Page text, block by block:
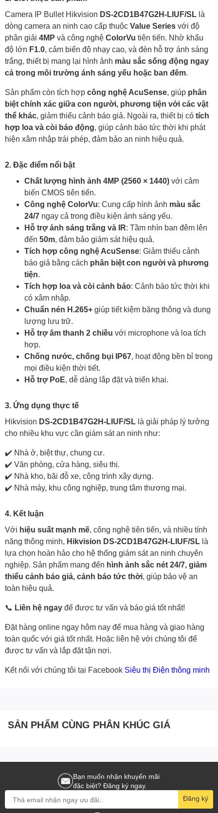
Camera IP Bullet Hikvision DS-2CD1B47G2H-LIUF/SL là
dòng camera an ninh cao cấp thuộc Value Series với độ
phân giải 4MP và công nghệ ColorVu tiên tiến. Nhờ khẩu
độ lớn F1.0, cảm biến độ nhạy cao, và đèn hỗ trợ ánh sáng
trắng, thiết bị mang lại hình ảnh màu sắc sống động ngay
cả trong môi trường ánh sáng yếu hoặc ban đêm.
Sản phẩm còn tích hợp công nghệ AcuSense, giúp phân
biệt chính xác giữa con người, phương tiện với các vật
thể khác, giảm thiểu cảnh báo giả. Ngoài ra, thiết bị có tích
hợp loa và còi báo động, giúp cảnh báo tức thời khi phát
hiện xâm nhập trái phép, đảm bảo an ninh hiệu quả.
2. Đặc điểm nổi bật
Chất lượng hình ảnh 4MP (2560 × 1440) với cảm
biến CMOS tiên tiến.
Công nghệ ColorVu: Cung cấp hình ảnh màu sắc
24/7 ngay cả trong điều kiện ánh sáng yếu.
Hỗ trợ ánh sáng trắng và IR: Tầm nhìn ban đêm lên
đến 50m, đảm bảo giám sát hiệu quả.
Tích hợp công nghệ AcuSense: Giảm thiểu cảnh
báo giả bằng cách phân biệt con người và phương
tiện.
Tích hợp loa và còi cảnh báo: Cảnh báo tức thời khi
có xâm nhập.
Chuẩn nén H.265+ giúp tiết kiệm băng thông và dung
lượng lưu trữ.
Hỗ trợ âm thanh 2 chiều với microphone và loa tích
hợp.
Chống nước, chống bụi IP67, hoạt động bền bỉ trong
mọi điều kiện thời tiết.
Hỗ trợ PoE, dễ dàng lắp đặt và triển khai.
3. Ứng dụng thực tế
Hikvision DS-2CD1B47G2H-LIUF/SL là giải pháp lý tưởng
cho nhiều khu vực cần giám sát an ninh như:
✔️ Nhà ở, biệt thự, chung cư.
✔️ Văn phòng, cửa hàng, siêu thị.
✔️ Nhà kho, bãi đỗ xe, công trình xây dựng.
✔️ Nhà máy, khu công nghiệp, trung tâm thương mại.
4. Kết luận
Với hiệu suất mạnh mẽ, công nghệ tiên tiến, và nhiều tính
năng thông minh, Hikvision DS-2CD1B47G2H-LIUF/SL là
lựa chọn hoàn hảo cho hệ thống giám sát an ninh chuyên
nghiệp. Sản phẩm mang đến hình ảnh sắc nét 24/7, giảm
thiểu cảnh báo giả, cảnh báo tức thời, giúp bảo vệ an
toàn hiệu quả.
📞 Liên hệ ngay để được tư vấn và báo giá tốt nhất!
Đặt hàng online ngay hôm nay để mua hàng và giao hàng
toàn quốc với giá tốt nhất. Hoặc liên hệ với chúng tôi để
được tư vấn và lắp đặt tận nơi.
Kết nối với chúng tôi tại Facebook Siêu thị Điện thông minh
SẢN PHẨM CÙNG PHÂN KHÚC GIÁ
Bạn muốn nhận khuyến mãi
đặc biệt? Đăng ký ngay.
Đăng ký